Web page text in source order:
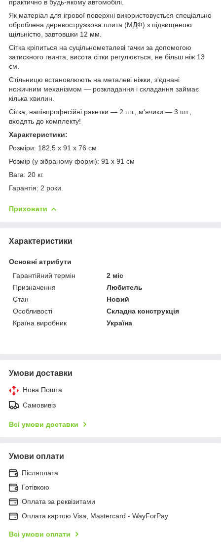
практично в будь-якому автомобілі.
Як матеріал для ігрової поверхні використовується спеціально
оброблена деревостружкова плита (МДФ) з підвищеною
щільністю, завтовшки 12 мм.
Сітка кріпиться на суцільнометалеві гачки за допомогою
затискного гвинта, висота сітки регулюється, не більш ніж 13
см.
Стільницю встановлюють на металеві ніжки, з'єднані
ножичним механізмом — розкладання і складання займає
кілька хвилин.
Сітка, напівпрофесійні ракетки — 2 шт., м'ячики — 3 шт.,
входять до комплекту!
Характеристики:
Розміри: 182,5 х 91 х 76 см
Розмір (у зібраному формі): 91 х 91 см
Вага: 20 кг.
Гарантія: 2 роки.
Приховати
Характеристики
Основні атрибути
Гарантійний термін
2 міс
Призначення
Любитель
Стан
Новий
Особливості
Складна конструкція
Країна виробник
Україна
Умови доставки
Нова Пошта
Самовивіз
Всі умови доставки
Умови оплати
Післяплата
Готівкою
Оплата за реквізитами
Оплата картою Visa, Mastercard - WayForPay
Всі умови оплати